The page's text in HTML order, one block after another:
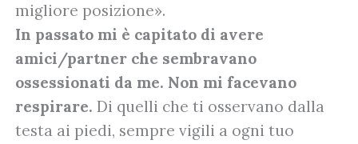
migliore posizione».
In passato mi è capitato di avere
amici/partner che sembravano
ossessionati da me. Non mi facevano
respirare. Di quelli che ti osservano dalla
testa ai piedi, sempre vigili a ogni tuo